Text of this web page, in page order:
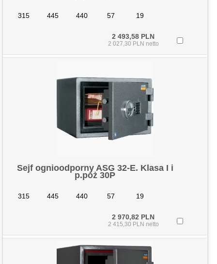
315 445 440 57 19
2 493,58 PLN
2 027,30 PLN netto
Sejf ognioodporny ASG 32-E. Klasa I i
p.poż 30P
315 445 440 57 19
2 970,82 PLN
2 415,30 PLN netto